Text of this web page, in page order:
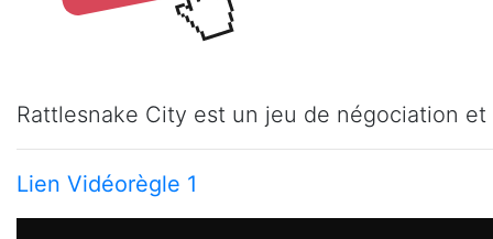
Rattlesnake City est un jeu de négociation
Lien Vidéorègle 1